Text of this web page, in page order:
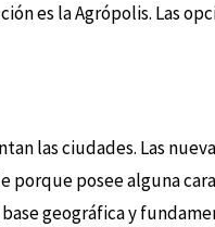
es la Agrópolis. Las
las ciudades. Las
posee alguna
geográfica y